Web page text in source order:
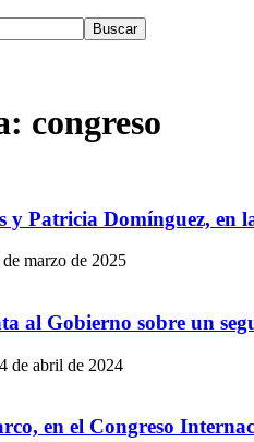
congreso
y Patricia Domínguez, en
de marzo de 2025
al Gobierno sobre un
de abril de 2024
en el Congreso